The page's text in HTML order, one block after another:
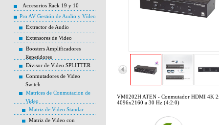
Accesorios Rack 19 y 10
Pro AV Gestión de Audio y Vídeo
Extractor de Audio
Extensores de Video
Boosters Amplificadores
Repetidores
Divisor de Video SPLITTER
Conmutadores de Video
Switch
Matrices de Conmutacion de
Video
Matriz de Video Standar
Matriz de Video con
VM0202H ATEN - Conmutador HDMI 4K
4096x2160 a 30 Hz (4:2:0)